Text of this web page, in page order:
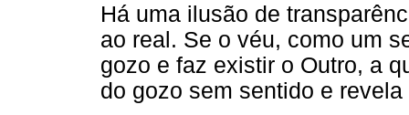
Há uma ilusão de
ao real. Se o véu, como um
gozo e faz existir o Outro, a
do gozo sem sentido e